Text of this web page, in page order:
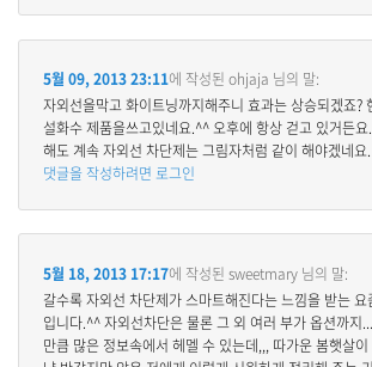
5월 09, 2013 23:11에 작성된 ohjaja 님의 말:
자외선을막고 화이트닝까지해주니 효과는 상승되겠죠?
설화수 제품을쓰고있네요.^^ 오후에 항상 걷고 있거든요
해도 계속 자외선 차단제는 그림자처럼 같이 해야겠네요.
댓글을 작성하려면 로그인
5월 18, 2013 17:17에 작성된 sweetmary 님의 말:
갈수록 자외선 차단제가 스마트해진다는 느낌을 받는 요
입니다.^^ 자외선차단은 물론 그 외 여러 부가 옵션까지
만큼 많은 정보속에서 헤멜 수 있는데,,, 따가운 봄햇살이